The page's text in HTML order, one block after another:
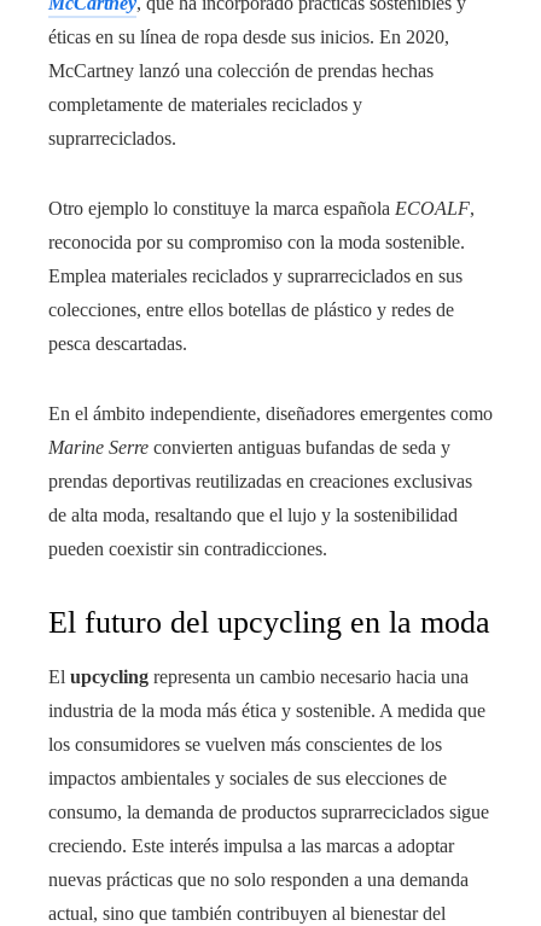
éticas en su línea de ropa desde sus inicios. En 2020,
McCartney lanzó una colección de prendas hechas
completamente de materiales reciclados y
suprarreciclados.
Otro ejemplo lo constituye la marca española ECOALF,
reconocida por su compromiso con la moda sostenible.
Emplea materiales reciclados y suprarreciclados en sus
colecciones, entre ellos botellas de plástico y redes de
pesca descartadas.
En el ámbito independiente, diseñadores emergentes como
Marine Serre convierten antiguas bufandas de seda y
prendas deportivas reutilizadas en creaciones exclusivas
de alta moda, resaltando que el lujo y la sostenibilidad
pueden coexistir sin contradicciones.
El futuro del upcycling en la moda
El upcycling representa un cambio necesario hacia una
industria de la moda más ética y sostenible. A medida que
los consumidores se vuelven más conscientes de los
impactos ambientales y sociales de sus elecciones de
consumo, la demanda de productos suprarreciclados sigue
creciendo. Este interés impulsa a las marcas a adoptar
nuevas prácticas que no solo responden a una demanda
actual, sino que también contribuyen al bienestar del